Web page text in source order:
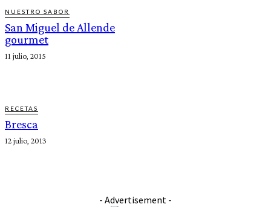
NUESTRO SABOR
San Miguel de Allende
gourmet
11 julio, 2015
RECETAS
Bresca
12 julio, 2013
- Advertisement -